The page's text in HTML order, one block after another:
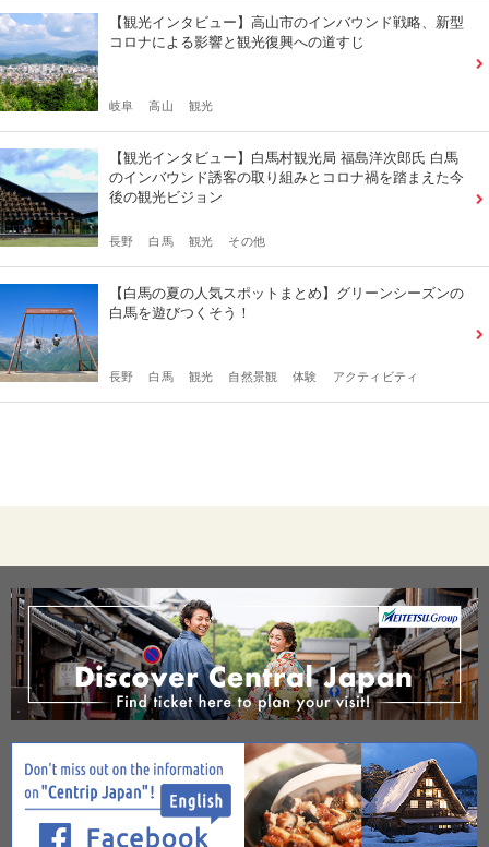
【観光インタビュー】高山市のインバウンド戦略、新型
コロナによる影響と観光復興への道すじ
岐阜 高山 観光
【観光インタビュー】白馬村観光局 福島洋次郎氏 白馬
のインバウンド誘客の取り組みとコロナ禍を踏まえた今
後の観光ビジョン
長野 白馬 観光 その他
【白馬の夏の人気スポットまとめ】グリーンシーズンの
白馬を遊びつくそう！
長野 白馬 観光 自然景観 体験 アクティビティ